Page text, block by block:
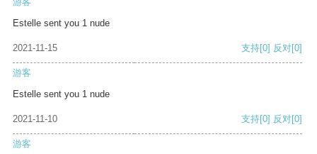
Estelle sent you 1 nude
2021-11-15 支持[0] 反对[0]
游客
Estelle sent you 1 nude
2021-11-10 支持[0] 反对[0]
游客